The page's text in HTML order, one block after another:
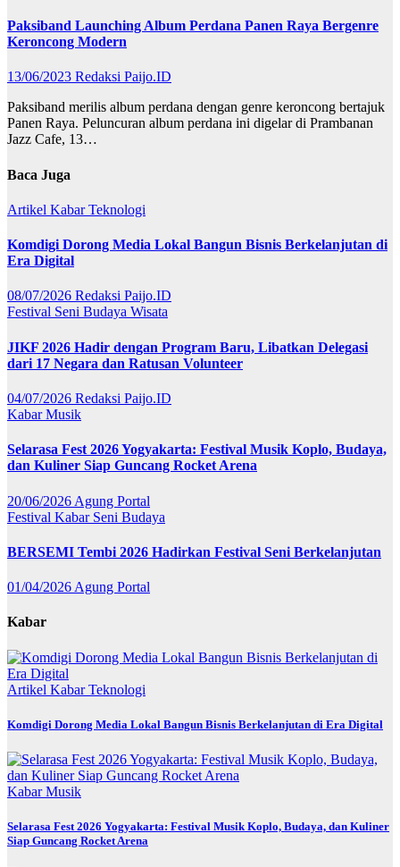
Paksiband Launching Album Perdana Panen Raya Bergenre
Keroncong Modern
13/06/2023 Redaksi Paijo.ID
Paksiband merilis album perdana dengan genre keroncong bertajuk
Panen Raya. Peluncuran album perdana ini digelar di Prambanan
Jazz Cafe, 13…
Baca Juga
Artikel KabarTeknologi
Komdigi Dorong Media Lokal Bangun Bisnis Berkelanjutan di
Era Digital
08/07/2026 Redaksi Paijo.ID
Festival Seni Budaya Wisata
JIKF 2026 Hadir dengan Program Baru, Libatkan Delegasi
dari 17 Negara dan Ratusan Volunteer
04/07/2026 Redaksi Paijo.ID
KabarMusik
Selarasa Fest 2026 Yogyakarta: Festival Musik Koplo, Budaya,
dan Kuliner Siap Guncang Rocket Arena
20/06/2026 Agung Portal
Festival Kabar Seni Budaya
BERSEMI Tembi 2026 Hadirkan Festival Seni Berkelanjutan
01/04/2026 Agung Portal
Kabar
Artikel KabarTeknologi
Komdigi Dorong Media Lokal Bangun Bisnis Berkelanjutan di Era Digital
KabarMusik
Selarasa Fest 2026 Yogyakarta: Festival Musik Koplo, Budaya, dan Kuliner
Siap Guncang Rocket Arena